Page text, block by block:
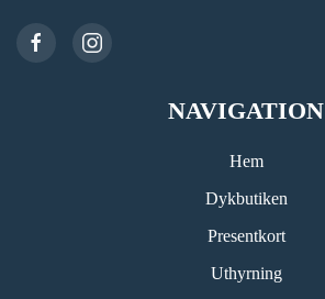
NAVIGATION
Hem
Dykbutiken
Presentkort
Uthyrning